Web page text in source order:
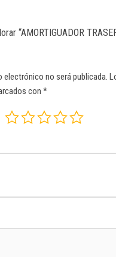
“AMORTIGUADOR
electrónico no será publicada.
con *